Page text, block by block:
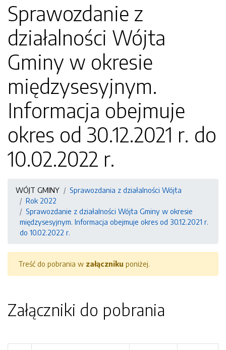
Sprawozdanie z
działalności Wójta
Gminy w okresie
międzysesyjnym.
Informacja obejmuje
okres od 30.12.2021 r. do
10.02.2022 r.
WÓJT GMINY
Sprawozdania z działalności Wójta
Rok 2022
Sprawozdanie z działalności Wójta Gminy w okresie
międzysesyjnym. Informacja obejmuje okres od 30.12.2021 r.
do 10.02.2022 r.
Treść do pobrania w załączniku poniżej.
Załączniki do pobrania